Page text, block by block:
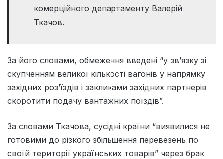
комерційного департаменту Валерій
Ткачов.
За його словами, обмеження введені “у зв’язку зі
скупченням великої кількості вагонів у напрямку
західних роз’їздів і закликами західних партнерів
скоротити подачу вантажних поїздів”.
За словами Ткачова, сусідні країни “виявилися не
готовими до різкого збільшення перевезень по
своїй території українських товарів” через брак